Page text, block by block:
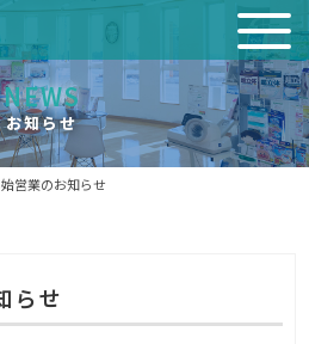
NEWS
お知らせ
営業のお知らせ
らせ